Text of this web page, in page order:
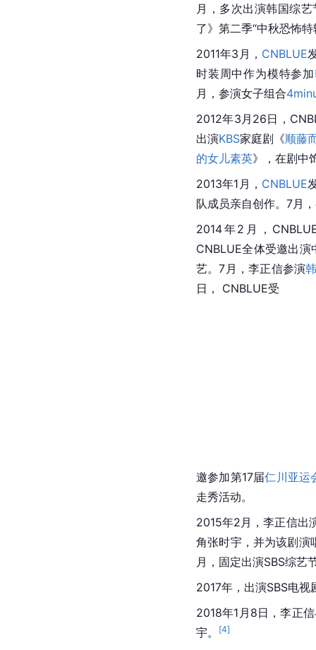
月，多次出演韩国综
了》第二季“中秋恐怖特
2011年3月， CNBLUE
时装周中作为模特参加
月，参演女子组合
2012年3月26日，
出演KBS家庭剧《顺藤
的女儿素英》，在剧中
2013年1月， CNBLUE
队成员亲自创作。7月
2014年2月，
CNBLUE全体受邀出
艺。7月，李正信参演
日， CNBLUE受
邀参加第17届仁川亚运
走秀活动。
2015年2月，李正信出
角张时宇，并为该剧演
月，固定出演SBS综艺
2017年，出演SBS电视
2018年1月8日，李正
宇。
[4]